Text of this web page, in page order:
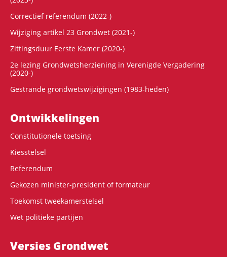
Correctief referendum (2022-)
Wijziging artikel 23 Grondwet (2021-)
Zittingsduur Eerste Kamer (2020-)
2e lezing Grondwetsherziening in Verenigde Vergadering
(2020-)
Gestrande grondwetswijzigingen (1983-heden)
Ontwikke­lingen
Constitutionele toetsing
Kiesstelsel
Referendum
Gekozen minister-president of formateur
Toekomst tweekamerstelsel
Wet politieke partijen
Versies Grondwet